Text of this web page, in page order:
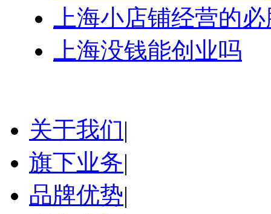
上海小店铺经营的
上海没钱能创业吗
关于我们|
旗下业务|
品牌优势|